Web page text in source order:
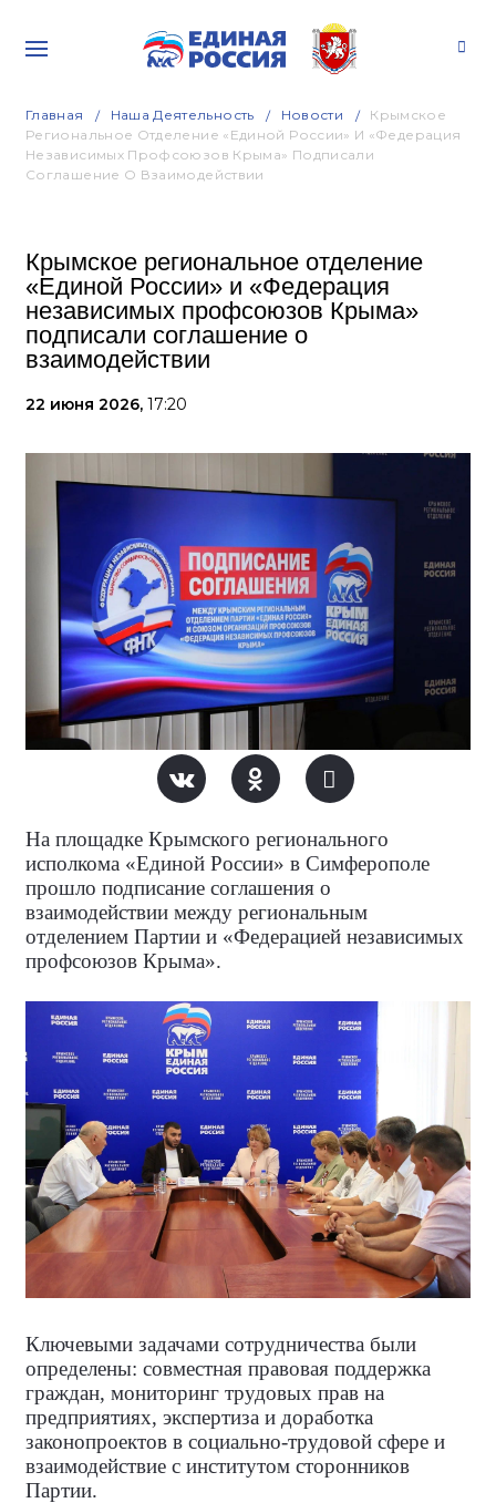
Главная Наша Деятельность Новости
Крымское
Региональное Отделение «Единой России» И «Федерация
Независимых Профсоюзов Крыма» Подписали
Соглашение О Взаимодействии
Крымское региональное отделение
«Единой России» и «Федерация
независимых профсоюзов Крыма»
подписали соглашение о
взаимодействии
22 июня 2026, 17:20
На площадке Крымского регионального
исполкома «Единой России» в Симферополе
прошло подписание соглашения о
взаимодействии между региональным
отделением Партии и «Федерацией независимых
профсоюзов Крыма».
Ключевыми задачами сотрудничества были
определены: совместная правовая поддержка
граждан, мониторинг трудовых прав на
предприятиях, экспертиза и доработка
законопроектов в социально-трудовой сфере и
взаимодействие с институтом сторонников
Партии.